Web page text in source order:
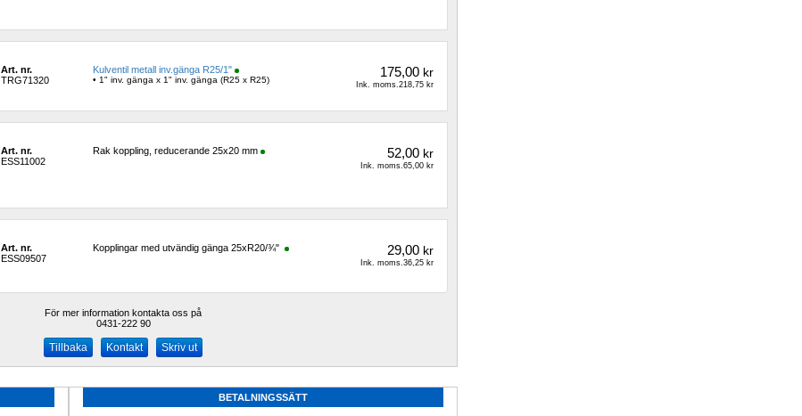
Art. nr.
TRG71320
Kulventil metall inv.gänga R25/1"
• 1" inv. gänga x 1" inv. gänga (R25 x R25)
175,00kr
Ink. moms.218,75 kr
Art. nr.
ESS11002
Rak koppling, reducerande 25x20 mm 52,00kr
Ink. moms.65,00 kr
Art. nr.
ESS09507
Kopplingar med utvändig gänga 25xR20/¾" 29,00kr
Ink. moms.36,25 kr
För mer information kontakta oss på
0431-222 90
Kontakt Skriv ut
BETALNINGSSÄTT